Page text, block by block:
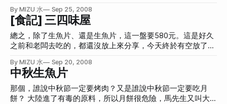
嘛！) 這是海鮮魚翅，還滿喜歡的，不過這個東西的味道和其
他東西不太搭，也就是說，吃完別的東西，再吃這個，會覺得
有點怪。 炸蝦天婦羅，普普。不能說不好吃，只是真的沒有
很優，不過同行的那位還滿喜歡的，所以後來又叫一盤，也是
有拍照，下面會有。 這是跟她說「綜合生魚片，鮭魚多一
點」。很奇怪，
By MIZU 水 Sep 25, 2008
[食記] 三四味屋
總之，除了生魚片、還是生魚片，這一盤要580元。這是好久
之前和老闆去吃的，都還沒放上來分享，今天終於有空放了！
種方式。圖片點下去就不會跑到Flickr那個可怕的地方了。 這
家店滿多人介紹過了，所以我就不多介紹，總之就是類似在復
興南路那附近吧！(還真不專業，一般食記都會寫出詳細的店
家資訊的，可是，我想說現在大家都很會找股溝大神嘛！店名
By MIZU 水 Sep 20, 2008
中秋生魚片
那個，誰說中秋節一定要烤肉？又是誰說中秋節一定要吃月
餅？ 大陸進了有毒的原料，所以月餅很危險，馬先生又叫大